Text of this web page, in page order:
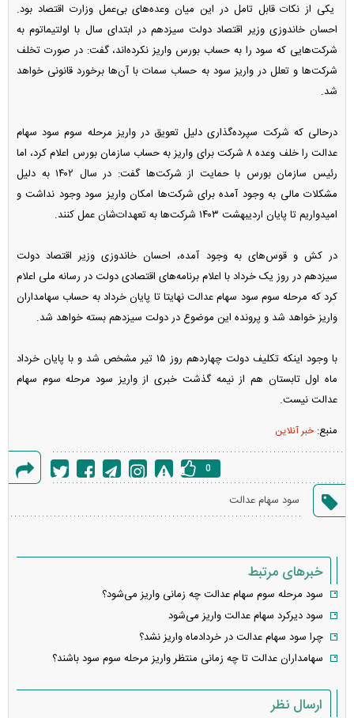
یکی از نکات قابل تامل در این میان وعده‌های بی‌عمل وزارت اقتصاد بود.
احسان خاندوزی وزیر اقتصاد دولت سیزدهم در ابتدای سال با اولتیماتوم به
شرکت‌هایی که سود را به حساب بورس واریز نکرده‌اند، گفت: در صورت تخلف
شرکت‌ها و تعلل در واریز سود به حساب سمات با آن‌ها برخورد قانونی خواهد
شد.
درحالی که شرکت سپرده‌گذاری دلیل تعویق در واریز مرحله سوم سود سهام
عدالت را خلف وعده ۸ شرکت برای واریز به حساب سازمان بورس اعلام کرد، اما
رئیس سازمان بورس با حمایت از شرکت‌ها گفت: در سال ۱۴۰۲ به دلیل
مشکلات مالی به وجود آمده برای شرکت‌ها امکان واریز سود وجود نداشت و
امیدواریم تا پایان اردیبهشت ۱۴۰۳ شرکت‌ها به تعهدات‌شان عمل کنند.
در کش و قوس‌های به وجود آمده، احسان خاندوزی وزیر اقتصاد دولت
سیزدهم در روز یک خرداد با اعلام برنامه‌های اقتصادی دولت در رسانه ملی اعلام
کرد که مرحله سوم سود سهام عدالت نهایتا تا پایان خرداد به حساب سهامداران
واریز خواهد شد و پرونده این موضوع در دولت سیزدهم بسته خواهد شد.
با وجود اینکه تکلیف دولت چهاردهم روز ۱۵ تیر مشخص شد و با پایان خرداد
ماه اول تابستان هم از نیمه گذشت خبری از واریز سود مرحله سوم سهام
عدالت نیست.
منبع: خبر آنلاین
خطا
0
سود سهام عدالت
خبرهای مرتبط
سود مرحله سوم سهام عدالت چه زمانی واریز می‌شود؟
سود دیرکرد سهام عدالت واریز می‌شود
چرا سود سهام عدالت در خردادماه واریز نشد؟
سهامداران عدالت تا چه زمانی منتظر واریز مرحله سوم سود باشند؟
ارسال نظر